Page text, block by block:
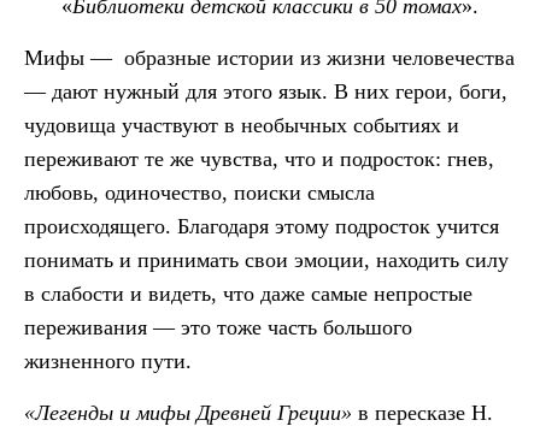
«Библиотеки детской классики в 50 томах».
Мифы — образные истории из жизни человечества
— дают нужный для этого язык. В них герои, боги,
чудовища участвуют в необычных событиях и
переживают те же чувства, что и подросток: гнев,
любовь, одиночество, поиски смысла
происходящего. Благодаря этому подросток учится
понимать и принимать свои эмоции, находить силу
в слабости и видеть, что даже самые непростые
переживания — это тоже часть большого
жизненного пути.
«Легенды и мифы Древней Греции» в пересказе Н.